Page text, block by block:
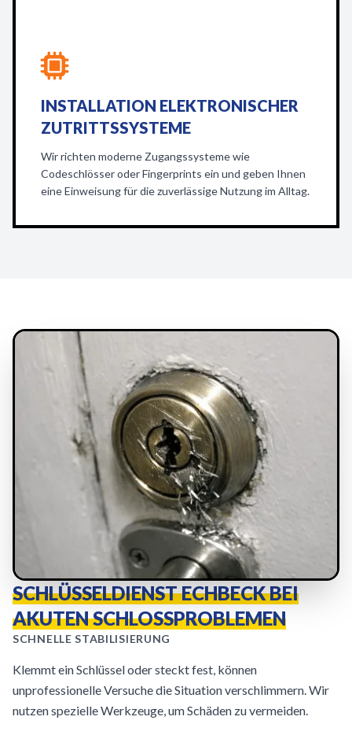
INSTALLATION ELEKTRONISCHER
ZUTRITTSSYSTEME
Wir richten moderne Zugangssysteme wie
Codeschlösser oder Fingerprints ein und geben Ihnen
eine Einweisung für die zuverlässige Nutzung im Alltag.
SCHLÜSSELDIENST ECHBECK BEI
AKUTEN SCHLOSSPROBLEMEN
SCHNELLE STABILISIERUNG
Klemmt ein Schlüssel oder steckt fest, können
unprofessionelle Versuche die Situation verschlimmern. Wir
nutzen spezielle Werkzeuge, um Schäden zu vermeiden.